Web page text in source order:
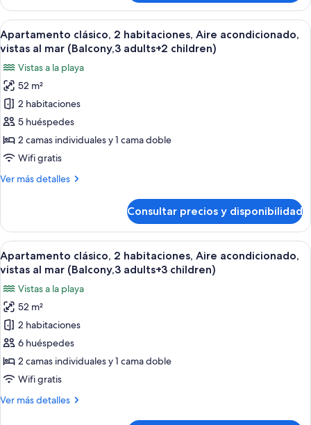
mar
(Balcony,3
adults+1
child)
clásico,
habitaciones,
Aire
vistas
al
mar
(Balcony,3
adults+1
Abrir
todas
fotos
de
Apartamento
clásico,
2
habitaciones,
acondicionado,
mar
(Balcony,3
adults+2
children)
Caja fuerte, wifi gratis, ropa de cama
22
Apartamento clásico, 2 habitaciones, Aire acondicionado,
vistas al mar (Balcony,3 adults+2 children)
Vistas a la playa
52 m²
2 habitaciones
5 huéspedes
2 camas individuales y 1 cama doble
Wifi gratis
Ver más detalles
Más
clásico,
habitaciones,
Aire
vistas
al
mar
(Balcony,3
adults+2
Consultar precios y disponibilidad
Abrir
todas
fotos
de
Apartamento
clásico,
2
habitaciones,
acondicionado,
Caja fuerte, wifi gratis, ropa de cama
22
Apartamento clásico, 2 habitaciones, Aire acondicionado,
vistas al mar (Balcony,3 adults+3 children)
Vistas a la playa
52 m²
2 habitaciones
6 huéspedes
2 camas individuales y 1 cama doble
Wifi gratis
Ver más detalles
Más